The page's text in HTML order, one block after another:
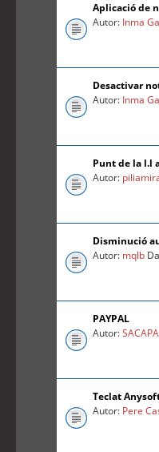
Aplicació de
Autor: Inma
Desactivar
Autor: Inma
Punt de la l.l
Autor:
Disminució
Autor: mqlb
PAYPAL
Autor:SACAPA
Teclat
Autor: Pere